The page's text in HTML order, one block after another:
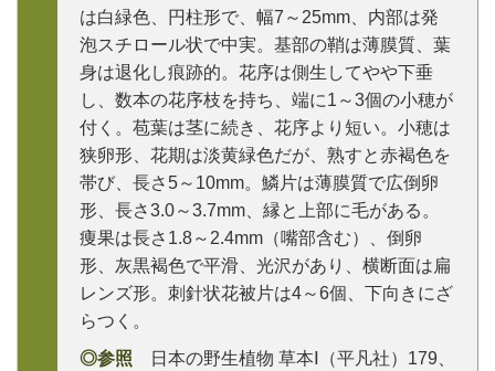
は白緑色、円柱形で、幅7～25mm、内部は発
泡スチロール状で中実。基部の鞘は薄膜質、葉
身は退化し痕跡的。花序は側生してやや下垂
し、数本の花序枝を持ち、端に1～3個の小穂が
付く。苞葉は茎に続き、花序より短い。小穂は
狭卵形、花期は淡黄緑色だが、熟すと赤褐色を
帯び、長さ5～10mm。鱗片は薄膜質で広倒卵
形、長さ3.0～3.7mm、縁と上部に毛がある。
痩果は長さ1.8～2.4mm（嘴部含む）、倒卵
形、灰黒褐色で平滑、光沢があり、横断面は扁
レンズ形。刺針状花被片は4～6個、下向きにざ
らつく。
◎参照 日本の野生植物 草本Ⅰ（平凡社）179、